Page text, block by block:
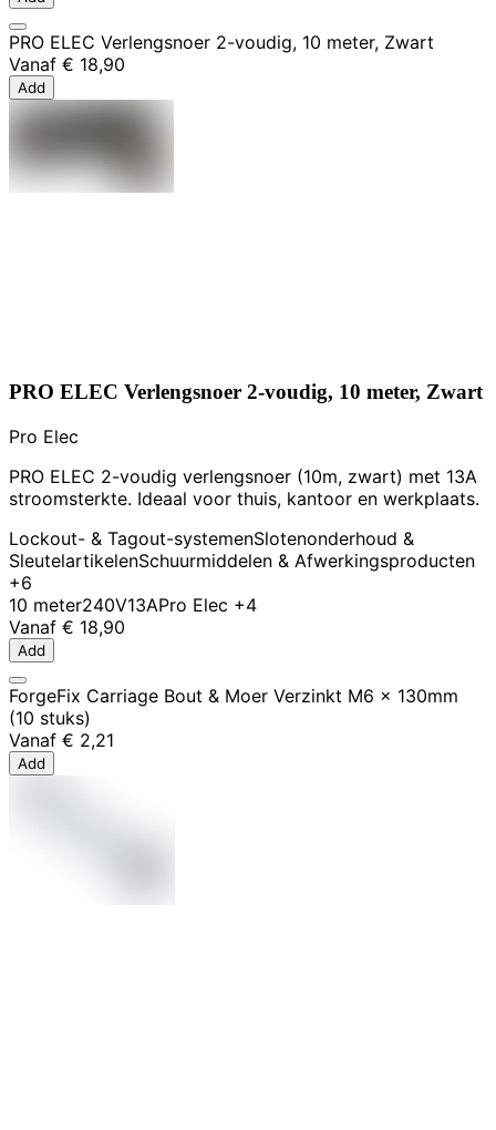
PRO ELEC Verlengsnoer 2-voudig, 10 meter, Zwart
Vanaf € 18,90
Add
PRO ELEC Verlengsnoer 2-voudig, 10 meter, Zwart
Pro Elec
PRO ELEC 2-voudig verlengsnoer (10m, zwart) met 13A
stroomsterkte. Ideaal voor thuis, kantoor en werkplaats.
Lockout- & Tagout-systemenSlotenonderhoud &
SleutelartikelenSchuurmiddelen & Afwerkingsproducten
+6
10 meter240V13APro Elec +4
Vanaf € 18,90
Add
ForgeFix Carriage Bout & Moer Verzinkt M6 x 130mm
(10 stuks)
Vanaf € 2,21
Add